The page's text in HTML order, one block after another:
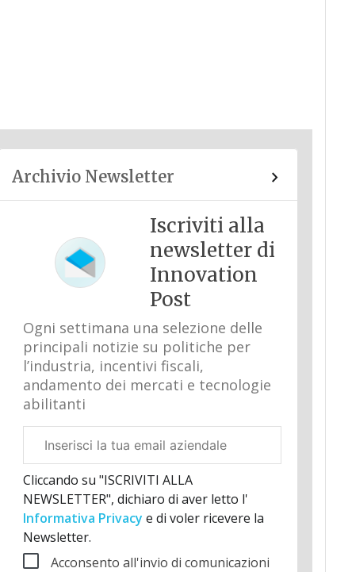
Archivio Newsletter
Iscriviti alla
newsletter di
Innovation
Post
Ogni settimana una selezione delle
principali notizie su politiche per
l’industria, incentivi fiscali,
andamento dei mercati e tecnologie
abilitanti
aziendale
Cliccando su "ISCRIVITI ALLA
NEWSLETTER", dichiaro di aver letto l'
Informativa Privacy e di voler ricevere la
Newsletter.
Acconsento all'invio di comunicazioni